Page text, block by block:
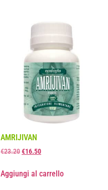
AMRIJIVAN
€23.20€16.50
Aggiungi al carrello